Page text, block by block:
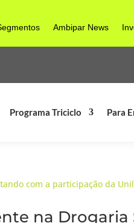
Ambipar News
Programa Triciclo Para
na Drogaria